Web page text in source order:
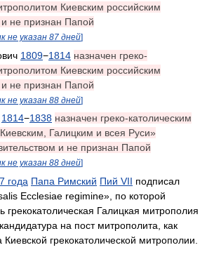
Киевским российским
и не признан Папой
не указан 87 дней]
1809−1814 назначен греко-
Киевским российским
и не признан Папой
не указан 88 дней]
1814−1838 назначен греко-католическим
Галицким и всея Руси»
и не признан Папой
не указан 88 дней]
года Папа Римский Пий VII подписал
Ecclesiae regimine», по которой
грекокатолическая Галицкая митрополия
на пост митрополита, как
грекокатолической митрополии.